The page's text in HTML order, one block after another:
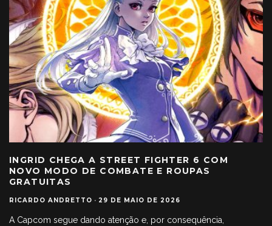
INGRID CHEGA A STREET FIGHTER 6 COM
NOVO MODO DE COMBATE E ROUPAS
GRATUITAS
RICARDO ANDRETTO · 29 DE MAIO DE 2026
A Capcom segue dando atenção e, por consequência,